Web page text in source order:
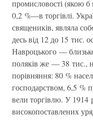
промисловості (якою б
0,2 %—в торгівлі.
священиків, являла
десь від 12 до 15 тис.
Навроцького —
поляків же — 38 тис.,
порівняння: 80 %
господарством, 6,5 %
вели торгівлю. У 1914
високопоставлених